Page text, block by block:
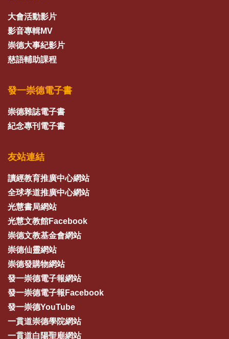
大會活動影片
影音專輯MV
崇德大事紀影片
慈語輔助課程
發一崇德電子書
崇德雜誌電子書
紀念專刊電子書
友站連結
讀經教育推廣中心網站
全球孝道推廣中心網站
光慧書局網站
光慧文教館Facebook
崇德文教基金會網站
崇德仙靈網站
崇德發購物網站
發一崇德電子報網站
發一崇德電子報Facebook
發一崇德YouTube
一貫道崇德學院網站
一貫道白陽聖廟網站